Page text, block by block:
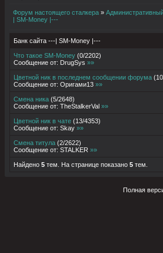
Форум настоящего сталкера »
| SM-Money |---
Банк сайта ---| SM-Money |---
Что такое SM-Money (0/2202)
Сообщение от: DrugSys »»
Цветной ник в последнем сообщении форума (10
Сообщение от: Оригами13 »»
Смена ника (5/2648)
Сообщение от: TheStalkerVal »»
Цветной ник в чате (13/4353)
Сообщение от: Skay »»
Смена титула (2/2622)
Сообщение от: STALKER »»
Найдено 5 тем. На странице показано 5 тем.
Полная